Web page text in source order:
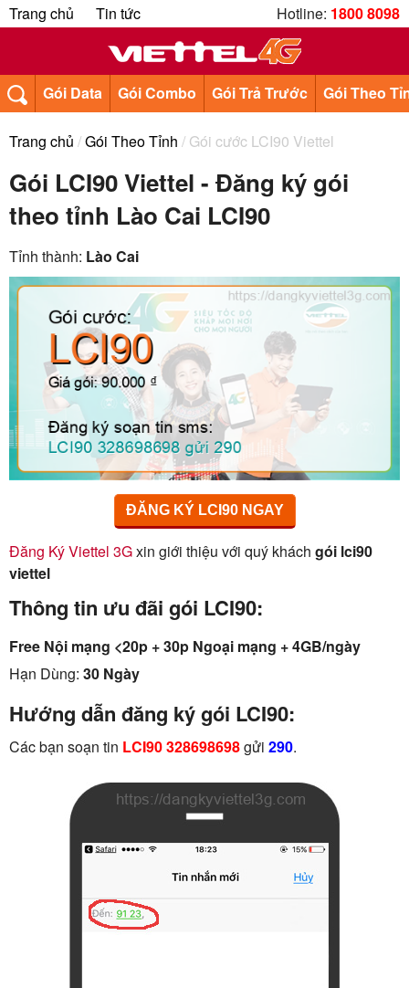
Trang chủ Tin tức Hotline: 1800 8098
Gói Data Gói Combo Gói Trả Trước Gói Theo
Trang chủ /Gói Theo Tỉnh / Gói cước LCI90 Viettel
Gói LCI90 Viettel - Đăng ký gói
theo tỉnh Lào Cai LCI90
Tỉnh thành: Lào Cai
ĐĂNG KÝ LCI90 NGAY
Đăng Ký Viettel 3Gxin giới thiệu với quý khách gói lci90
viettel
Thông tin ưu đãi gói LCI90:
Free Nội mạng <20p + 30p Ngoại mạng + 4GB/ngày
Hạn Dùng: 30 Ngày
Hướng dẫn đăng ký gói LCI90:
Các bạn soạn tin LCI90 328698698gửi 290.